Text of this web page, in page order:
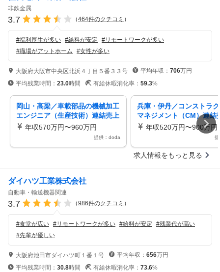
非鉄金属
3.7 （464件のクチコミ ）
#福利厚生が多い #給料が安定 #リモートワークが多い
#職場がアットホーム #女性が多い
大阪府大阪市中央区北浜４丁目５番３３号 平均年収： 706万円
平均残業時間： 23.0時間 有給休暇消化率： 59.3%
岡山・高梁／車載部品の機械加工
エンジニア（生産技術）連結売上
5兆円超えメーカー
年収570万円〜960万円
提供：doda
兵庫・伊丹／コンストラ
マネジメント（CM）連結
円超えメーカー／年休120
年収520万円〜900万円
求人情報をもっと見る
ダイハツ工業株式会社
自動車・輸送機器関連
3.7 （986件のクチコミ ）
#食堂が広い #リモートワークが多い #給料が安定 #残業代が高い
#先輩が優しい
大阪府池田市ダイハツ町１番１号 平均年収： 656万円
平均残業時間： 30.8時間 有給休暇消化率： 73.6%